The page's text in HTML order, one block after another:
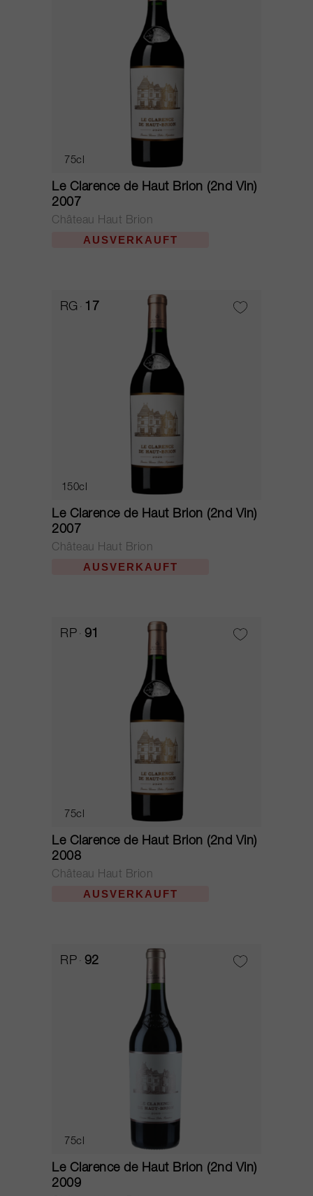
75cl
Le Clarence de Haut Brion (2nd Vin)
2007
Château Haut Brion
AUSVERKAUFT
RG 17
150cl
Le Clarence de Haut Brion (2nd Vin)
2007
Château Haut Brion
AUSVERKAUFT
RP 91
75cl
Le Clarence de Haut Brion (2nd Vin)
2008
Château Haut Brion
AUSVERKAUFT
RP 92
75cl
Le Clarence de Haut Brion (2nd Vin)
2009